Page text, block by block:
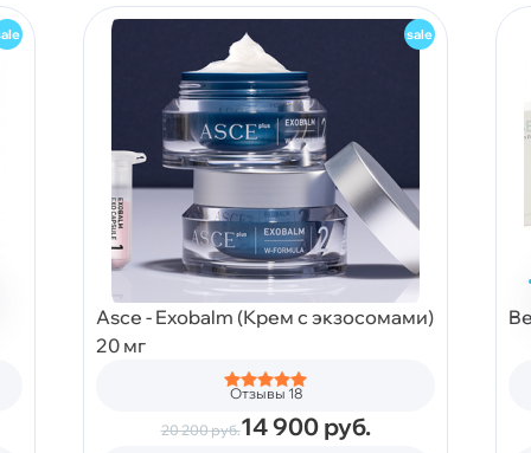
Asce - Exobalm (Крем с экзосомами)
20 мг
Отзывы 18
20 200руб.14 900 руб.